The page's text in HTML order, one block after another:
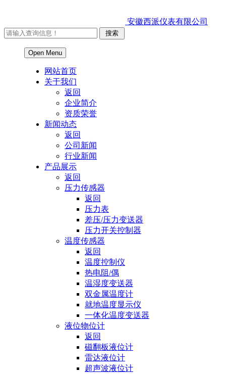
安徽西派仪表有限公司
Open Menu
网站首页
关于我们
返回
企业简介
资质荣誉
新闻动态
返回
公司新闻
行业新闻
产品展示
返回
压力传感器
返回
压力表
差压/压力变送器
压力开关控制器
温度传感器
返回
温度控制仪
热电阻/偶
温湿度变送器
双金属温度计
就地温度显示仪
一体化温度变送器
液位物位计
返回
磁翻板液位计
雷达液位计
超声波液位计